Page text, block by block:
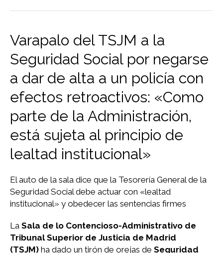
Varapalo del TSJM a la
Seguridad Social por negarse
a dar de alta a un policía con
efectos retroactivos: «Como
parte de la Administración,
está sujeta al principio de
lealtad institucional»
El auto de la sala dice que la Tesorería General de la
Seguridad Social debe actuar con «lealtad
institucional» y obedecer las sentencias firmes
La Sala de lo Contencioso-Administrativo de
Tribunal Superior de Justicia de Madrid
(TSJM) ha dado un tirón de orejas de Seguridad